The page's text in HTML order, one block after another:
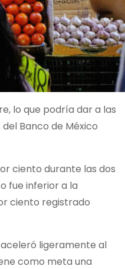
lo que podría dar a las
Banco de México
ciento durante las dos
fue inferior a la
ciento registrado
ligeramente al
como meta una